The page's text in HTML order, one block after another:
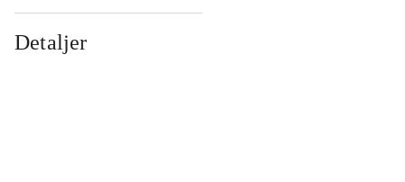
Detaljer